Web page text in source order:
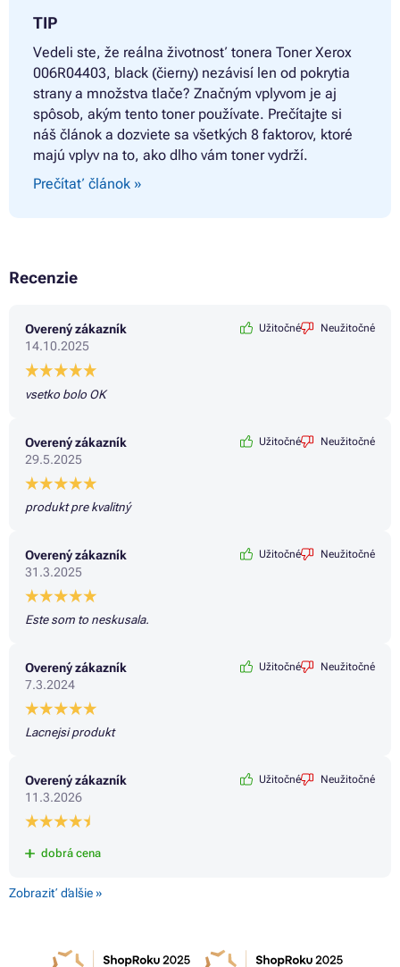
TIP
Vedeli ste, že reálna životnosť tonera Toner Xerox
006R04403, black (čierny) nezávisí len od pokrytia
strany a množstva tlače? Značným vplyvom je aj
spôsob, akým tento toner používate. Prečítajte si
náš článok a dozviete sa všetkých 8 faktorov, ktoré
majú vplyv na to, ako dlho vám toner vydrží.
Prečítať článok »
Recenzie
Overený zákazník
14.10.2025
Užitočné Neužitočné
vsetko bolo OK
Overený zákazník
29.5.2025
Užitočné Neužitočné
produkt pre kvalitný
Overený zákazník
31.3.2025
Užitočné Neužitočné
Este som to neskusala.
Overený zákazník
7.3.2024
Užitočné Neužitočné
Lacnejsi produkt
Overený zákazník
11.3.2026
Užitočné Neužitočné
dobrá cena
Zobraziť ďalšie »